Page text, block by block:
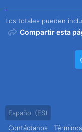
Los totales pueden
Compartir esta
Español (ES)
Contáctanos